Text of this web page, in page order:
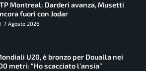
Montreal: Darderi avanza, Musetti
fuori con Jodar
7 Agosto 2026
U20, è bronzo per Doualla nei
metri: “Ho scacciato l’ansia”